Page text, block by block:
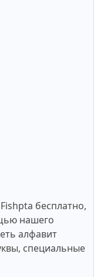
бесплатно,
нашего
алфавит
специальные